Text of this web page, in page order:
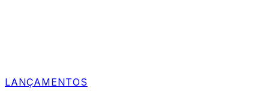
LANÇAMENTOS